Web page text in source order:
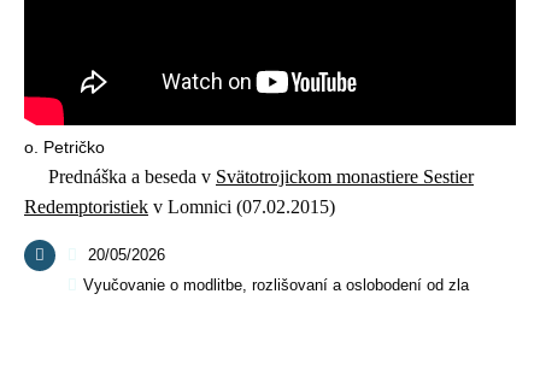
o. Petričko
Prednáška a beseda v Svätotrojickom monastiere Sestier
Redemptoristiek v Lomnici (07.02.2015)
20/05/2026
Vyučovanie o modlitbe, rozlišovaní a oslobodení od zla